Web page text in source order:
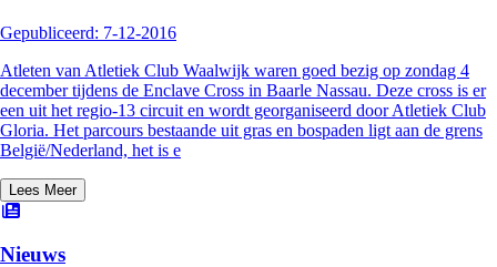
Gepubliceerd: 7-12-2016
Atleten van Atletiek Club Waalwijk waren goed bezig op zondag 4
december tijdens de Enclave Cross in Baarle Nassau. Deze cross is er
een uit het regio-13 circuit en wordt georganiseerd door Atletiek Club
Gloria. Het parcours bestaande uit gras en bospaden ligt aan de grens
België/Nederland, het is e
Lees Meer
Nieuws